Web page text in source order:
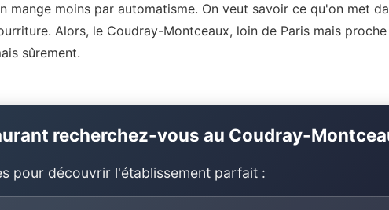
mange moins par automatisme. On veut savoir ce qu'on met
Alors, le Coudray-Montceaux, loin de Paris mais
sûrement.
recherchez-vous au Coudray-
pour découvrir l'établissement parfait :